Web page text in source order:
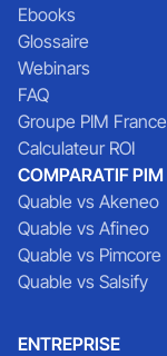
Ebooks
Glossaire
Webinars
FAQ
Groupe PIM France
Calculateur ROI
COMPARATIF PIM
Quable vs Akeneo
Quable vs Afineo
Quable vs Pimcore
Quable vs Salsify
ENTREPRISE